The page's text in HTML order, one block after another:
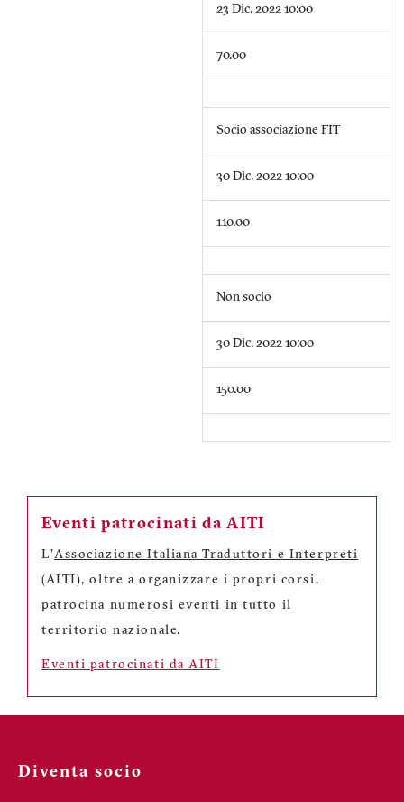
23 Dic. 2022 10:00
70.00
Socio associazione FIT
30 Dic. 2022 10:00
110.00
Non socio
30 Dic. 2022 10:00
150.00
Eventi patrocinati da AITI
L'Associazione Italiana Traduttori e Interpreti
(AITI), oltre a organizzare i propri corsi,
patrocina numerosi eventi in tutto il
territorio nazionale.
Eventi patrocinati da AITI
Diventa socio